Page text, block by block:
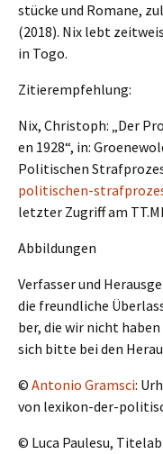
stü­cke und Romane,
(2018). Nix lebt
in Togo.
Zitier­emp­feh­lung:
Nix, Chris­toph: „Der
en 1928“, in:
Politi­schen
politischen-
letzter Zugriff am
Abbil­dun­gen
Verfas­ser und
die freund­li­che
ber, die wir nicht
sich bitte bei den
© Antonio Gramsci:
von lexikon-der-
© Luca Paulesu,